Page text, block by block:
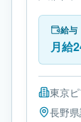
す。勤
型自動
給与
月給
東京
長野県